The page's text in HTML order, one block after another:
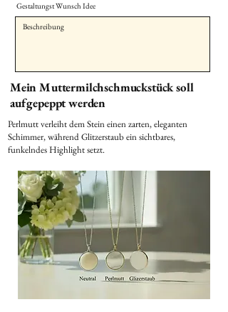
Gestaltungst Wunsch Idee
Mein Muttermilchschmuckstück soll
aufgepeppt werden
Perlmutt verleiht dem Stein einen zarten, eleganten
Schimmer, während Glitzerstaub ein sichtbares,
funkelndes Highlight setzt.